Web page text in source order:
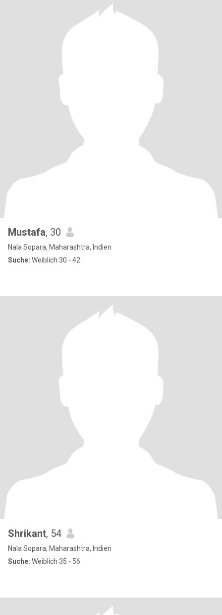
Mustafa, 30
Nala Sopara, Maharashtra, Indien
Suche: Weiblich 30 - 42
Shrikant, 54
Nala Sopara, Maharashtra, Indien
Suche: Weiblich 35 - 56